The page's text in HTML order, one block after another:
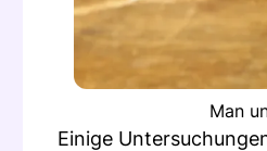
Man
Einige